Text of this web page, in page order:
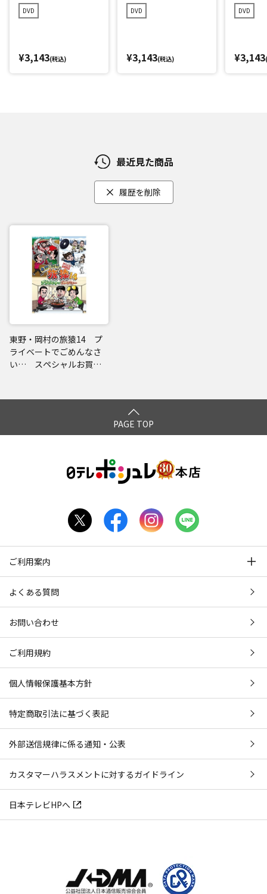
ミアム完全版
DVD
¥3,143(税込)
ョーへの旅 プレミア
ム完全版
DVD
¥3,143(税込)
編 プレ
DVD
¥3,143
最近見た商品
履歴を削除
東野・岡村の旅猿14 プ
ライベートでごめんなさ
い… スペシャルお買得
PAGE TOP
ご利用案内
よくある質問
お問い合わせ
ご利用規約
個人情報保護基本方針
特定商取引法に基づく表記
外部送信規律に係る通知・公表
カスタマーハラスメントに対するガイドライン
日本テレビHPへ